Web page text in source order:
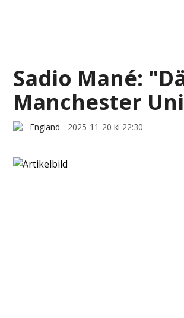
Sadio Mané:
Manchester
England - 2025-11-20 kl 22:30